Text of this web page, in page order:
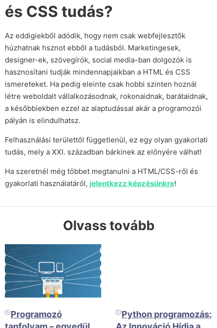
és CSS tudás?
Az eddigiekből adódik, hogy nem csak webfejlesztők
húzhatnak hsznot ebből a tudásból. Marketingesek,
designer-ek, szövegírók, social media-ban dolgozók is
hasznosítani tudják mindennapjaikban a HTML és CSS
ismereteket. Ha pedig eleinte csak hobbi szinten hoznál
létre weboldalt vállalkozásodnak, rokonaidnak, barátaidnak,
a későbbiekben ezzel az alaptudással akár a programozói
pályán is elindulhatsz.
Felhasználási területtől függetlenül, ez egy olyan gyakorlati
tudás, mely a XXI. században bárkinek az előnyére válhat!
Ha szeretnél még többet megtanulni a HTML/CSS-ről és
gyakorlati használatáról, jelentkezz képzésünkre!
Olvass tovább
Programozó
Python programozás: